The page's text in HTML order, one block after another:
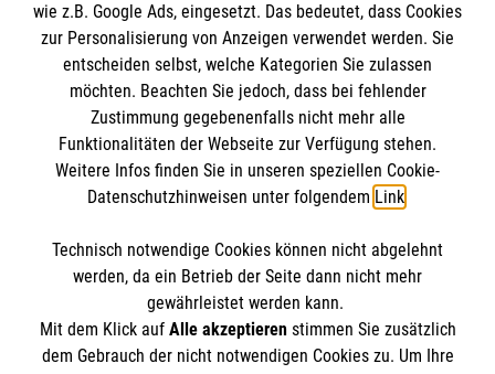
Malteser in Deutschland
Malteserorden
Sharepoint
Spendenkonto
Empfänger: Malteser Hilfsdienst e.V.
Bank: Pax-Bank für Kirche und Caritas eG
IBAN: DE79370601201201206045
BIC: GENODED1PA7
So finden Sie uns
Am Handwerkshof 21
47269 Duisburg
Telefon:0203 80990-33
info.duisburg@malteser.org
Accordion 1
wie z.B. Google Ads, eingesetzt. Das bedeutet, dass Cookies
zur Personalisierung von Anzeigen verwendet werden. Sie
entscheiden selbst, welche Kategorien Sie zulassen
möchten. Beachten Sie jedoch, dass bei fehlender
Zustimmung gegebenenfalls nicht mehr alle
Funktionalitäten der Webseite zur Verfügung stehen.
Weitere Infos finden Sie in unseren speziellen Cookie-
Datenschutzhinweisen unter folgendem Link.
Technisch notwendige Cookies können nicht abgelehnt
werden, da ein Betrieb der Seite dann nicht mehr
gewährleistet werden kann.
Mit dem Klick auf Alle akzeptierenstimmen Sie zusätzlich
dem Gebrauch der nicht notwendigen Cookies zu. Um Ihre